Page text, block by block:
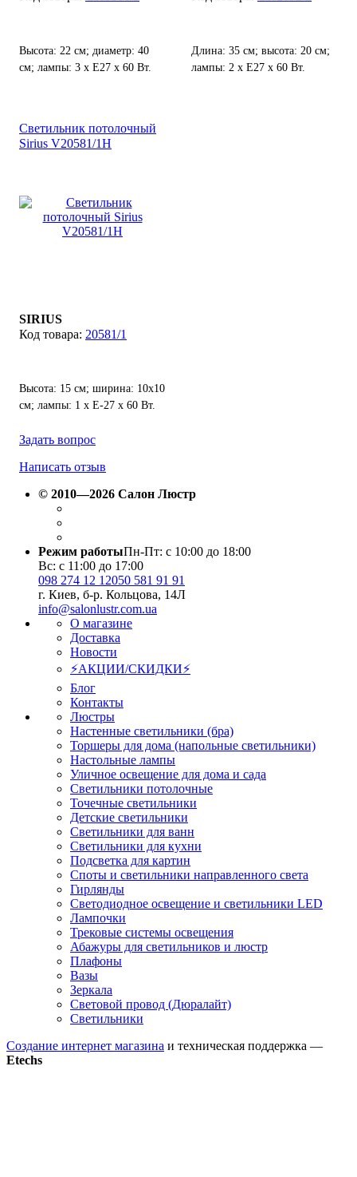
Высота: 22 см; диаметр: 40
см; лампы: 3 х Е27 х 60 Вт.
Длина: 35 см; высота: 20 см;
лампы: 2 х Е27 х 60 Вт.
Светильник потолочный
Sirius V20581/1H
SIRIUS
20581/1
Высота: 15 см; ширина: 10х10
см; лампы: 1 х Е-27 х 60 Вт.
Задать вопрос
Написать отзыв
© 2010—2026 Салон Люстр
Режим работыПн-Пт: с 10:00 до 18:00
Вс: с 11:00 до 17:00
098 274 12 12050 581 91 91
г. Киев, б-р. Кольцова, 14Л
info@salonlustr.com.ua
О магазине
Доставка
Новости
⚡АКЦИИ/СКИДКИ⚡
Блог
Контакты
Люстры
Настенные светильники (бра)
Торшеры для дома (напольные светильники)
Настольные лампы
Уличное освещение для дома и сада
Светильники потолочные
Точечные светильники
Детские светильники
Светильники для ванн
Светильники для кухни
Подсветка для картин
Споты и светильники направленного света
Гирлянды
Светодиодное освещение и светильники LED
Лампочки
Трековые системы освещения
Абажуры для светильников и люстр
Плафоны
Вазы
Зеркала
Световой провод (Дюралайт)
Светильники
Создание интернет магазина и техническая поддержка —
Etechs